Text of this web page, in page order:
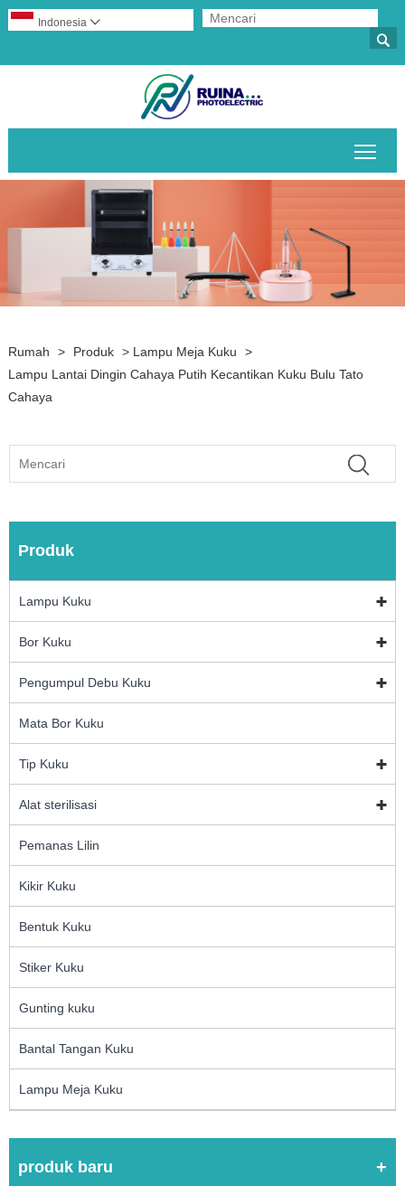

Indonesia 
Rumah > Produk > Lampu Meja Kuku
>
Lampu Lantai Dingin Cahaya Putih Kecantikan Kuku Bulu Tato
Cahaya
Produk
Lampu Kuku
Bor Kuku
Pengumpul Debu Kuku
Mata Bor Kuku
Tip Kuku
Alat sterilisasi
Pemanas Lilin
Kikir Kuku
Bentuk Kuku
Stiker Kuku
Gunting kuku
Bantal Tangan Kuku
Lampu Meja Kuku
produk baru